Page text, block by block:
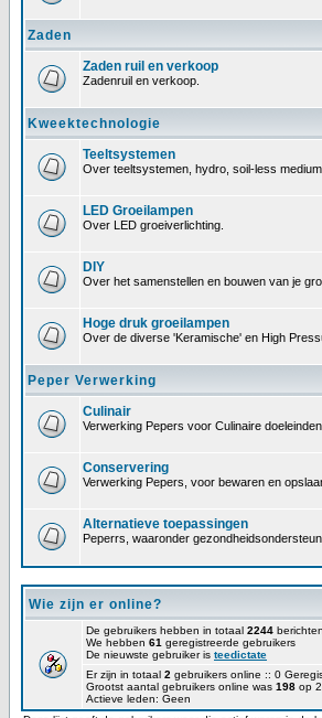
Zaden
Zaden ruil en verkoop
Zadenruil en verkoop.
Kweektechnologie
Teeltsystemen
Over teeltsystemen, hydro, soil-less
LED Groeilampen
Over LED groeiverlichting.
DIY
Over het samenstellen en bouwen van je
Hoge druk groeilampen
Over de diverse 'Keramische' en High
Peper Verwerking
Culinair
Verwerking Pepers voor Culinaire doeleinden.
Conservering
Verwerking Pepers, voor bewaren en
Alternatieve toepassingen
Peperrs, waaronder
Wie zijn er online?
De gebruikers hebben in totaal 2244
We hebben 61 geregistreerde gebruikers
De nieuwste gebruiker is teedictate
Er zijn in totaal 2 gebruikers online :: 0
Grootst aantal gebruikers online was 198 op
Actieve leden: Geen